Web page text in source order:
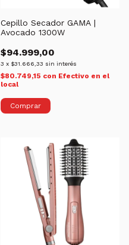
Cepillo Secador GAMA |
Avocado 1300W
$94.999,00
3 x $31.666,33 sin interés
$80.749,15 con Efectivo en el
local